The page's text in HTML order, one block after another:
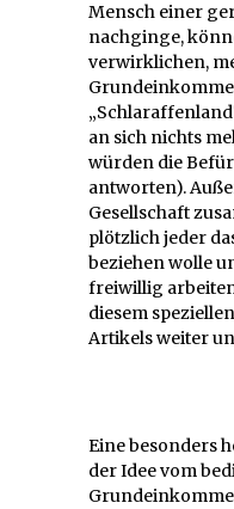
Mensch einer
nachginge,
verwirklichen,
an sich nichts
würden die
antworten).
Gesellschaft
plötzlich jeder
beziehen wolle
freiwillig
diesem
Artikels weiter
Eine besonders
der Idee vom